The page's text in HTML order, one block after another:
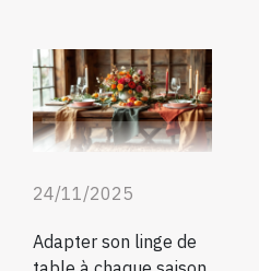
24/11/2025
Adapter son linge de